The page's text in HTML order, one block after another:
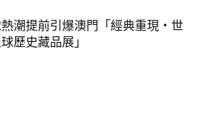
潮提前引爆澳門「經典重現・世
歷史藏品展」